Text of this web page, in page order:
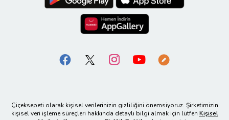
Çiçeksepeti olarak kişisel verilerinizin gizliliğini önemsiyoruz. Şirketimizin
kişisel veri işleme süreçleri hakkında detaylı bilgi almak için lütfen Kişisel